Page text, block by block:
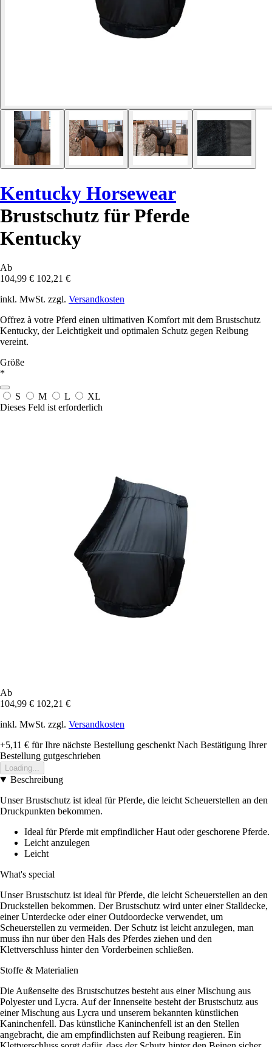
Kentucky Horsewear
Brustschutz für Pferde
Kentucky
Ab
104,99 € 102,21 €
inkl. MwSt. zzgl. Versandkosten
Offrez à votre Pferd einen ultimativen Komfort mit dem Brustschutz
Kentucky, der Leichtigkeit und optimalen Schutz gegen Reibung
vereint.
Größe
*
S M L
XL
Dieses Feld ist erforderlich
Ab
104,99 € 102,21 €
inkl. MwSt. zzgl. Versandkosten
+5,11 € für Ihre nächste Bestellung geschenkt Nach Bestätigung Ihrer
Bestellung gutgeschrieben
Loading...
Beschreibung
Unser Brustschutz ist ideal für Pferde, die leicht Scheuerstellen an den
Druckpunkten bekommen.
Ideal für Pferde mit empfindlicher Haut oder geschorene Pferde.
Leicht anzulegen
Leicht
What's special
Unser Brustschutz ist ideal für Pferde, die leicht Scheuerstellen an den
Druckstellen bekommen. Der Brustschutz wird unter einer Stalldecke,
einer Unterdecke oder einer Outdoordecke verwendet, um
Scheuerstellen zu vermeiden. Der Schutz ist leicht anzulegen, man
muss ihn nur über den Hals des Pferdes ziehen und den
Klettverschluss hinter den Vorderbeinen schließen.
Stoffe & Materialien
Die Außenseite des Brustschutzes besteht aus einer Mischung aus
Polyester und Lycra. Auf der Innenseite besteht der Brustschutz aus
einer Mischung aus Lycra und unserem bekannten künstlichen
Kaninchenfell. Das künstliche Kaninchenfell ist an den Stellen
angebracht, die am empfindlichsten auf Reibung reagieren. Ein